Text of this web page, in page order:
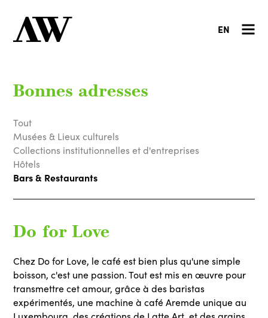
EN
Bonnes adresses
Tout
Musées & Lieux culturels
Collections institutionnelles et d'entreprises
Hôtels
Bars & Restaurants
Do for Love
Chez Do for Love, le café est bien plus qu'une simple
boisson, c'est une passion. Tout est mis en œuvre pour
transmettre cet amour, grâce à des baristas
expérimentés, une machine à café Aremde unique au